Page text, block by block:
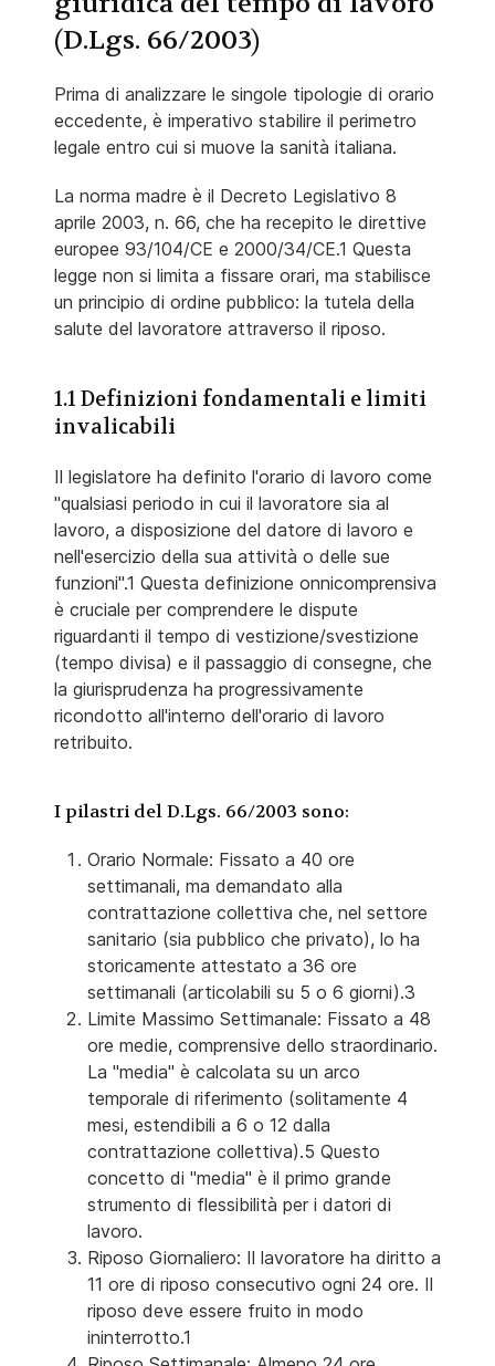
(D.Lgs. 66/2003)
Prima di analizzare le singole tipologie di orario
eccedente, è imperativo stabilire il perimetro
legale entro cui si muove la sanità italiana.
La norma madre è il Decreto Legislativo 8
aprile 2003, n. 66, che ha recepito le direttive
europee 93/104/CE e 2000/34/CE.1 Questa
legge non si limita a fissare orari, ma stabilisce
un principio di ordine pubblico: la tutela della
salute del lavoratore attraverso il riposo.
1.1 Definizioni fondamentali e limiti
invalicabili
Il legislatore ha definito l'orario di lavoro come
"qualsiasi periodo in cui il lavoratore sia al
lavoro, a disposizione del datore di lavoro e
nell'esercizio della sua attività o delle sue
funzioni".1 Questa definizione onnicomprensiva
è cruciale per comprendere le dispute
riguardanti il tempo di vestizione/svestizione
(tempo divisa) e il passaggio di consegne, che
la giurisprudenza ha progressivamente
ricondotto all'interno dell'orario di lavoro
retribuito.
I pilastri del D.Lgs. 66/2003 sono:
Orario Normale: Fissato a 40 ore
settimanali, ma demandato alla
contrattazione collettiva che, nel settore
sanitario (sia pubblico che privato), lo ha
storicamente attestato a 36 ore
settimanali (articolabili su 5 o 6 giorni).3
Limite Massimo Settimanale: Fissato a 48
ore medie, comprensive dello straordinario.
La "media" è calcolata su un arco
temporale di riferimento (solitamente 4
mesi, estendibili a 6 o 12 dalla
contrattazione collettiva).5 Questo
concetto di "media" è il primo grande
strumento di flessibilità per i datori di
lavoro.
Riposo Giornaliero: Il lavoratore ha diritto a
11 ore di riposo consecutivo ogni 24 ore. Il
riposo deve essere fruito in modo
ininterrotto.1